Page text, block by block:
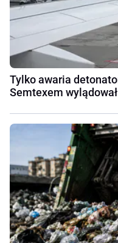
Tylko awaria
Semtexem